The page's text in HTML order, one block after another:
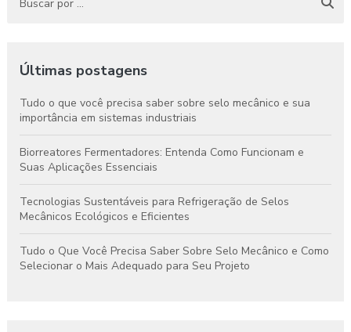
Últimas postagens
Tudo o que você precisa saber sobre selo mecânico e sua
importância em sistemas industriais
Biorreatores Fermentadores: Entenda Como Funcionam e
Suas Aplicações Essenciais
Tecnologias Sustentáveis para Refrigeração de Selos
Mecânicos Ecológicos e Eficientes
Tudo o Que Você Precisa Saber Sobre Selo Mecânico e Como
Selecionar o Mais Adequado para Seu Projeto